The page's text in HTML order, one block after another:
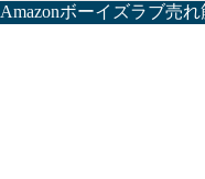
Amazonボーイズラブ売れ